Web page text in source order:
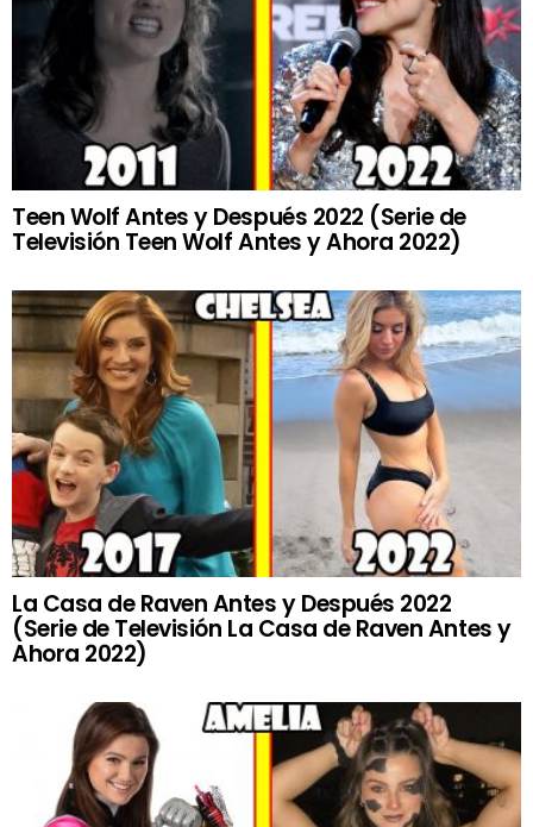
Teen Wolf Antes y Después 2022 (Serie de
Televisión Teen Wolf Antes y Ahora 2022)
La Casa de Raven Antes y Después 2022
(Serie de Televisión La Casa de Raven Antes y
Ahora 2022)